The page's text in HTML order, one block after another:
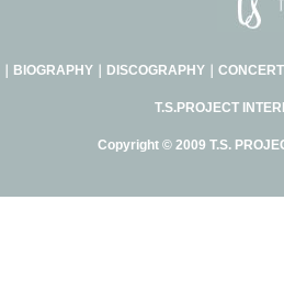
BIOGRAPHY｜ DISCOGRAPHY｜
T.S.PROJECT
Copyright © 2009 T.S.